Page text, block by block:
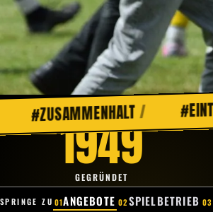
/ #EINTEAM /
1949
GEGRÜNDET
ANGEBOTE SPIELBETRIEB